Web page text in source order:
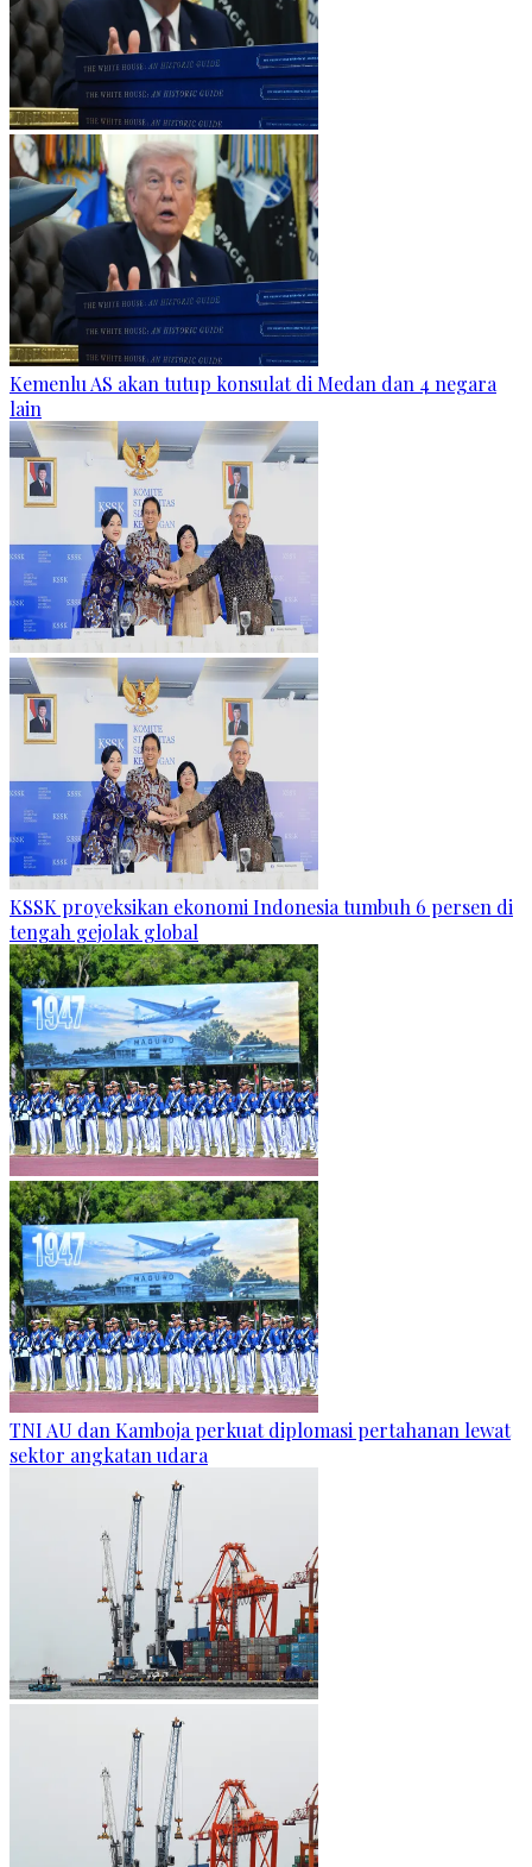
Kemenlu AS akan tutup konsulat di Medan dan 4 negara
lain
KSSK proyeksikan ekonomi Indonesia tumbuh 6 persen di
tengah gejolak global
TNI AU dan Kamboja perkuat diplomasi pertahanan lewat
sektor angkatan udara